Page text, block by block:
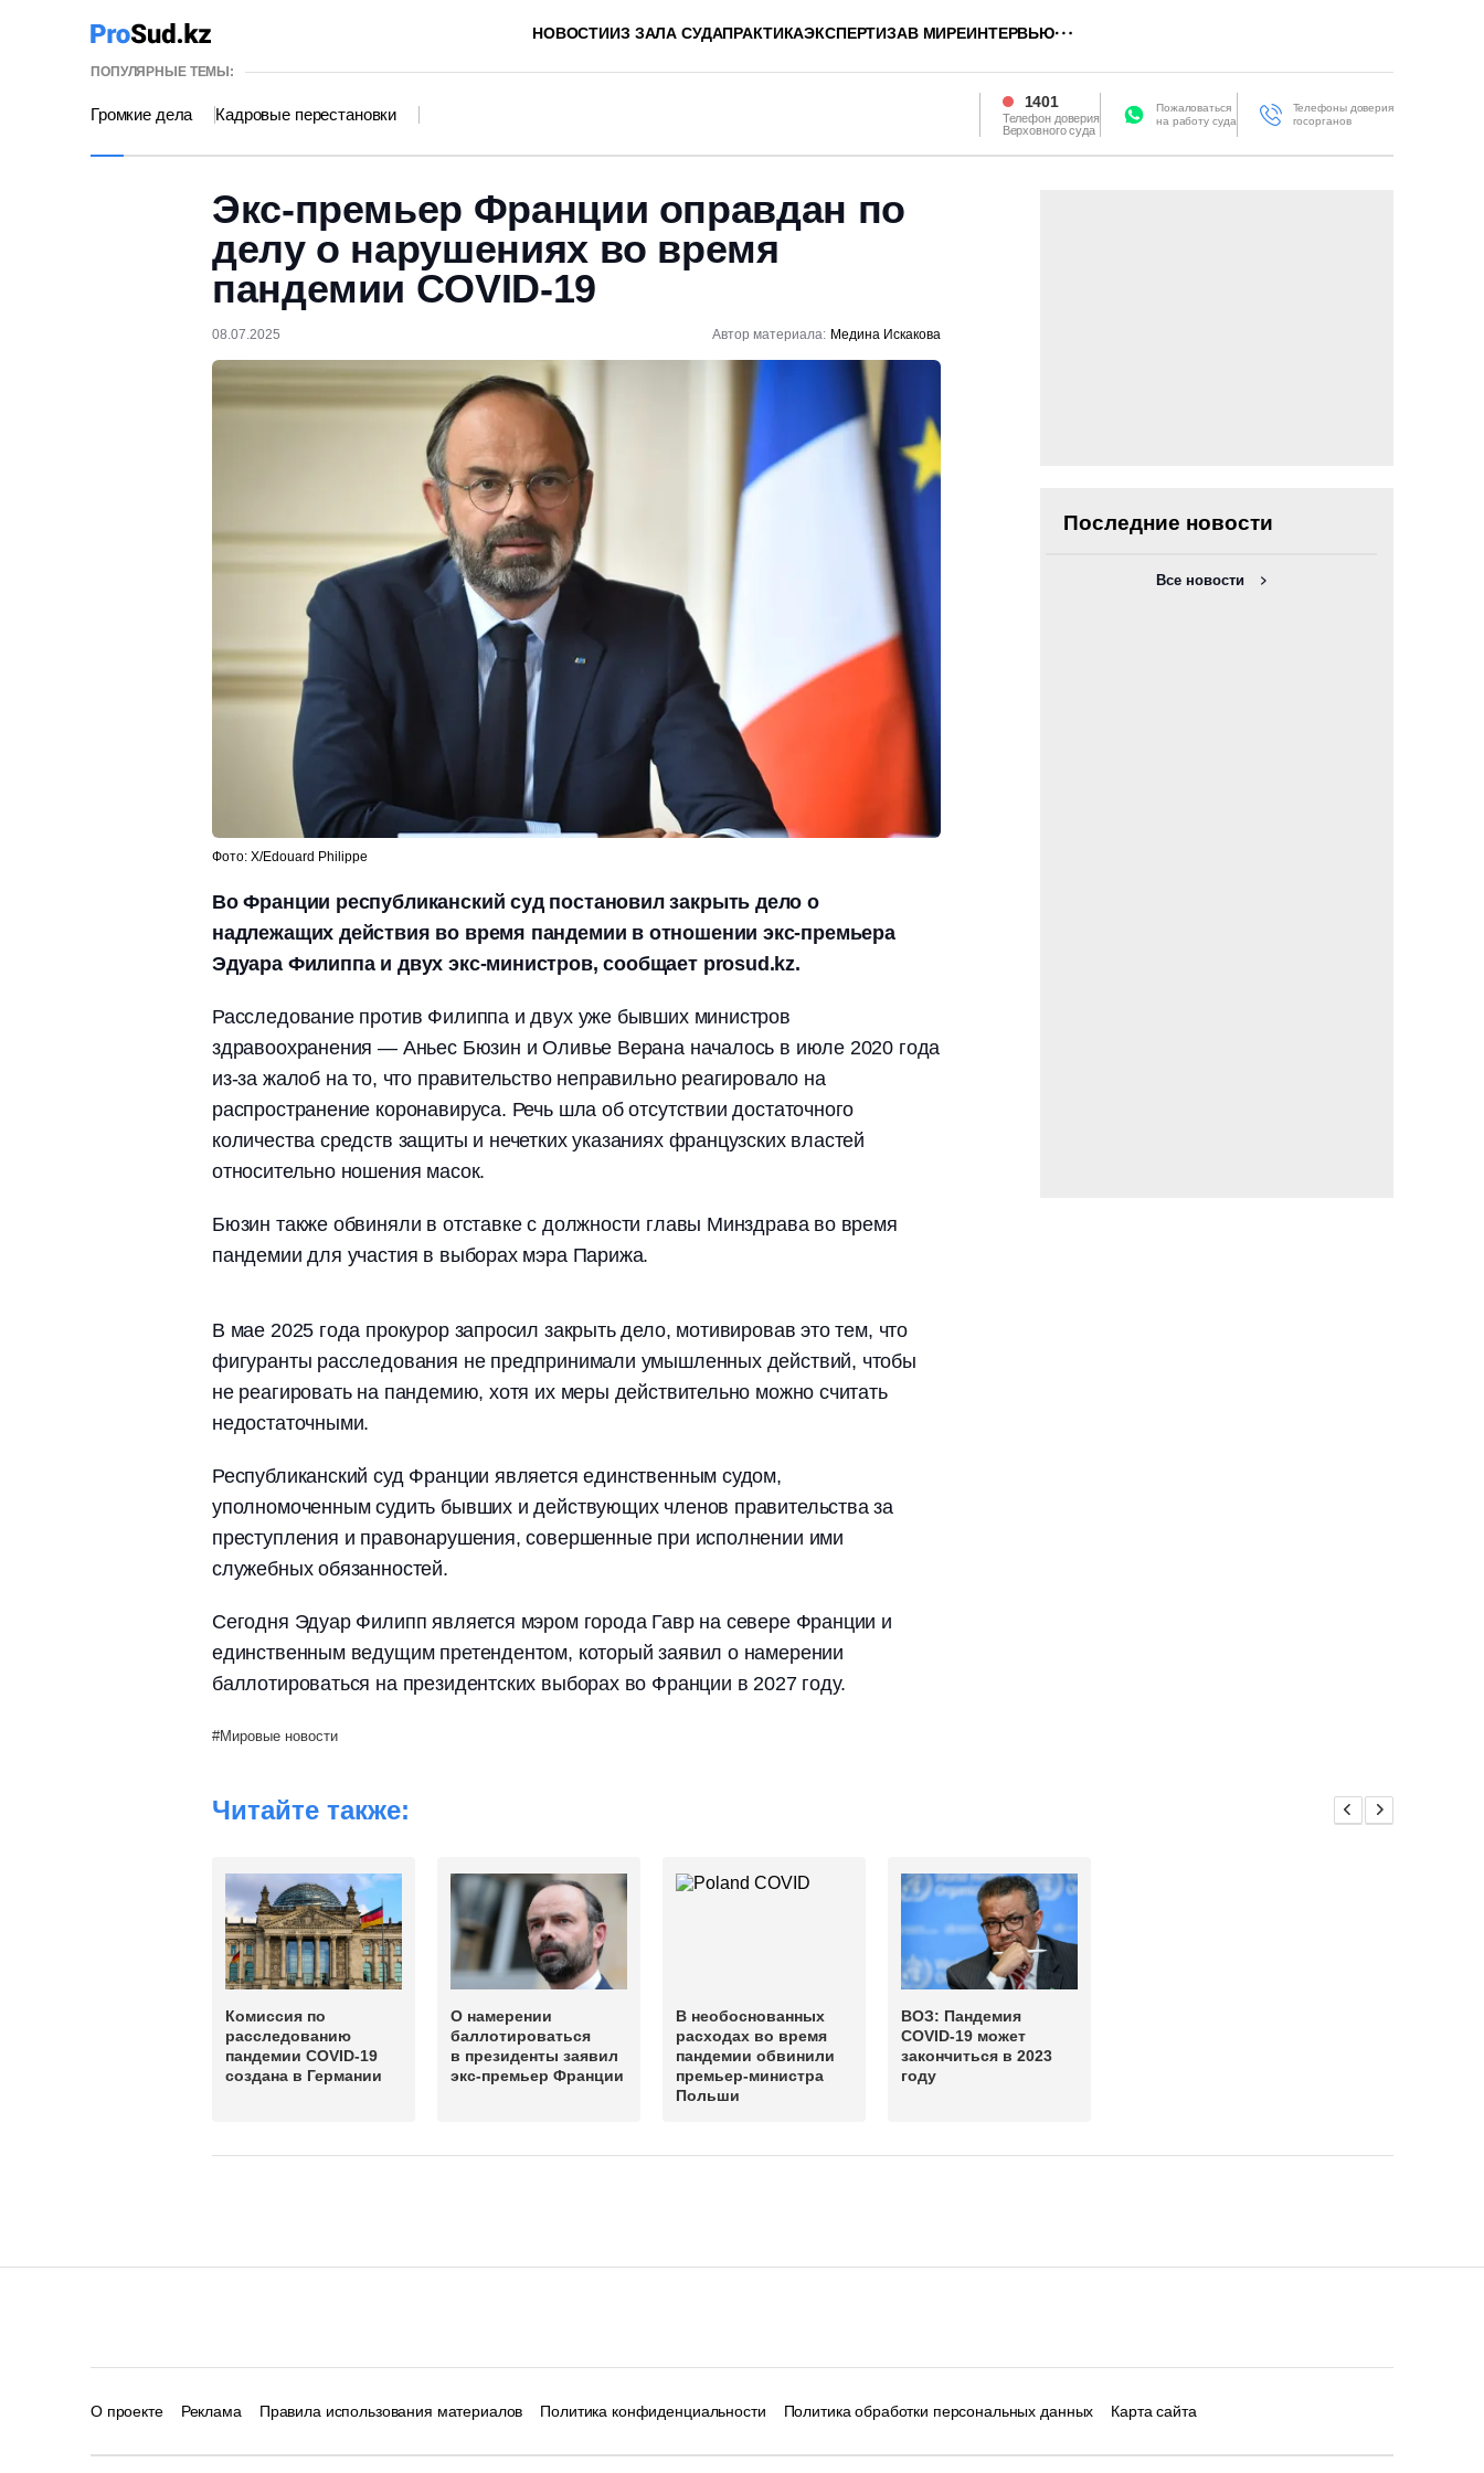
НОВОСТИИЗ ЗАЛА СУДАПРАКТИКАЭКСПЕРТИЗАВ МИРЕИНТЕРВЬЮ
ПОПУЛЯРНЫЕ ТЕМЫ:
Громкие дела Кадровые перестановки
1401
Телефон доверия
Верховного суда
Пожаловаться
на работу суда
Телефоны доверия
госорганов
Экс-премьер Франции оправдан по
делу о нарушениях во время
пандемии COVID-19
08.07.2025 Автор материала: Медина Искакова
Фото: Х/Edouard Philippe
Во Франции республиканский суд постановил закрыть дело о
надлежащих действия во время пандемии в отношении экс-премьера
Эдуара Филиппа и двух экс-министров, сообщает prosud.kz.
Расследование против Филиппа и двух уже бывших министров
здравоохранения — Аньес Бюзин и Оливье Верана началось в июле 2020 года
из-за жалоб на то, что правительство неправильно реагировало на
распространение коронавируса. Речь шла об отсутствии достаточного
количества средств защиты и нечетких указаниях французских властей
относительно ношения масок.
Бюзин также обвиняли в отставке с должности главы Минздрава во время
пандемии для участия в выборах мэра Парижа.
В мае 2025 года прокурор запросил закрыть дело, мотивировав это тем, что
фигуранты расследования не предпринимали умышленных действий, чтобы
не реагировать на пандемию, хотя их меры действительно можно считать
недостаточными.
Республиканский суд Франции является единственным судом,
уполномоченным судить бывших и действующих членов правительства за
преступления и правонарушения, совершенные при исполнении ими
служебных обязанностей.
Сегодня Эдуар Филипп является мэром города Гавр на севере Франции и
единственным ведущим претендентом, который заявил о намерении
баллотироваться на президентских выборах во Франции в 2027 году.
Мировые новости
Последние новости
Все новости
Читайте также:
Комиссия по
расследованию
пандемии COVID-19
создана в Германии
О намерении
баллотироваться
в президенты заявил
экс-премьер Франции
В необоснованных
расходах во время
пандемии обвинили
премьер-министра
Польши
ВОЗ: Пандемия
COVID-19 может
закончиться в 2023
году
О проекте Реклама Правила использования материалов Политика конфиденциальности Политика обработки персональных данных Карта сайта